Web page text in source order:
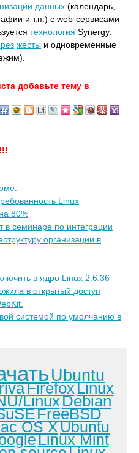
данных (календарь,
и т.п.) с web-сервисами
технология Synergy.
жесты и одновременные
добавьте тему в
Linux
80%
в семинаре по интеграции
организации в
в ядро Linux 2.6.36
в открытый доступ
системой по умолчанию в
Ubuntu
FirefoxLinux
LinuxDebian
FreeBSD
OS XUbuntu
Linux Mint